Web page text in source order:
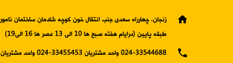
home
زنجان، چهارراه سعدی جنب انتقال خون کوچه شادمان ساختمان نامور
طبقه پایین (درایام هفته صبح ها 10 الی 13 عصر ها 16 الی19)
phone
024-33544688 واحد مشتریان 33455453-024 واحد مشتریان